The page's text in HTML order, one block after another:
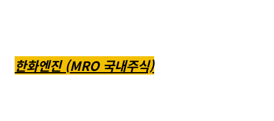
한화엔진 (MRO 국내주식)